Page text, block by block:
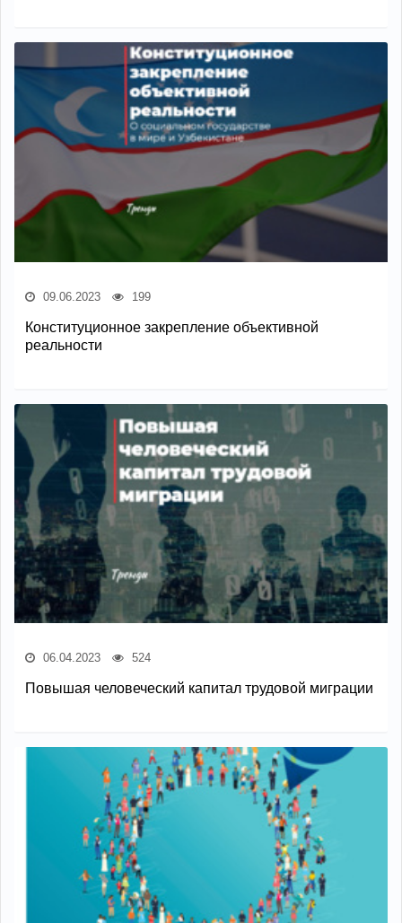
09.06.2023 199
Конституционное закрепление объективной
реальности
06.04.2023 524
Повышая человеческий капитал трудовой миграции